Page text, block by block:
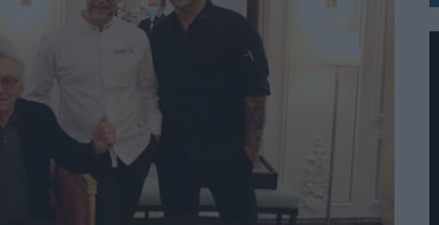
DE INCLUSIÓN
GLOBAL DE MARCA